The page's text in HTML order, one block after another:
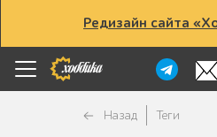
Редизайн сайта
Назад Теги